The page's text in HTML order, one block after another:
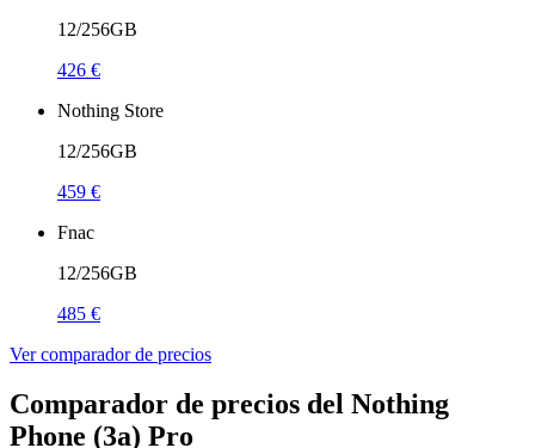
12/256GB
426 €
Nothing Store
12/256GB
459 €
Fnac
12/256GB
485 €
Ver comparador de precios
Comparador de precios del Nothing
Phone (3a) Pro